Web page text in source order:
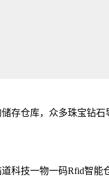
仓库，众多珠宝钻石
科技一物一码Rfid智能